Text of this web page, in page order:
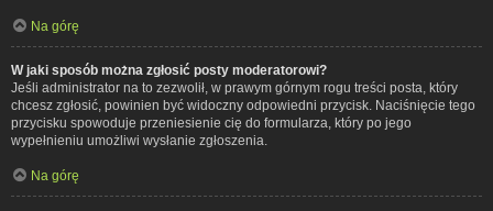
Na górę
W jaki sposób można zgłosić posty moderatorowi?
Jeśli administrator na to zezwolił, w prawym górnym rogu treści posta, który
chcesz zgłosić, powinien być widoczny odpowiedni przycisk. Naciśnięcie tego
przycisku spowoduje przeniesienie cię do formularza, który po jego
wypełnieniu umożliwi wysłanie zgłoszenia.
Na górę